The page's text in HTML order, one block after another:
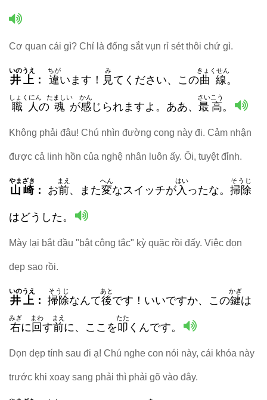
Cơ quan cái gì? Chỉ là đống sắt vụn rỉ sét thôi chứ gì.
井上
いのうえ
： 違
ちが
います！ 見
み
てください、この曲線
きょくせん
。
職人
しょくにん
の 魂
たましい
が感
かん
じられますよ。ああ、 最高
さいこう
。
Không phải đâu! Chú nhìn đường cong này đi. Cảm nhận
được cả linh hồn của nghệ nhân luôn ấy. Ôi, tuyệt đỉnh.
山崎
やまざき
： お前
まえ
、また変
へん
なスイッチが入
はい
ったな。 掃除
そうじ
はどうした。
Mày lại bắt đầu "bật công tắc" kỳ quặc rồi đấy. Việc dọn
dẹp sao rồi.
井上
いのうえ
： 掃除
そうじ
なんて後
あと
です！いいですか、この鍵
かぎ
は
右
みぎ
に 回
まわ
す前
まえ
に、ここを叩
たた
くんです。
Dọn dẹp tính sau đi ạ! Chú nghe con nói này, cái khóa này
trước khi xoay sang phải thì phải gõ vào đây.